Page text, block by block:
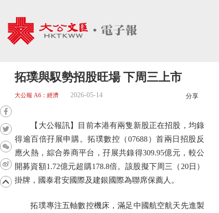
拓璞與馭勢招股旺場 下周三上市
大公報 A6：經濟 2026-05-14 分享
【大公報訊】目前本港有兩隻新股正在招股，均錄
得逾百倍孖展申購。拓璞數控（07688）首兩日招股反
應火熱，綜合券商平台，孖展共錄得309.95億元，較公
開募資額1.72億元超購178.8倍。該股擬下周三（20日）
掛牌，國泰君安國際及建銀國際為聯席保薦人。
拓璞專注五軸數控機床，滿足中國航空航天先進製